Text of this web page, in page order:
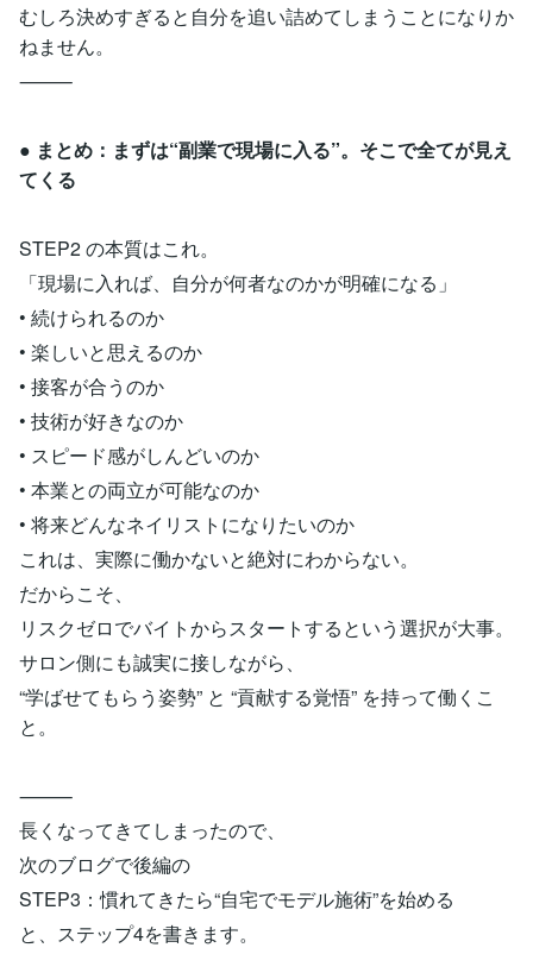
むしろ決めすぎると自分を追い詰めてしまうことになりか
ねません。
⸻
● まとめ：まずは“副業で現場に入る”。そこで全てが見え
てくる
STEP2 の本質はこれ。
「現場に入れば、自分が何者なのかが明確になる」
• 続けられるのか
• 楽しいと思えるのか
• 接客が合うのか
• 技術が好きなのか
• スピード感がしんどいのか
• 本業との両立が可能なのか
• 将来どんなネイリストになりたいのか
これは、実際に働かないと絶対にわからない。
だからこそ、
リスクゼロでバイトからスタートするという選択が大事。
サロン側にも誠実に接しながら、
“学ばせてもらう姿勢” と “貢献する覚悟” を持って働くこ
と。
⸻
長くなってきてしまったので、
次のブログで後編の
STEP3：慣れてきたら“自宅でモデル施術”を始める
と、ステップ4を書きます。